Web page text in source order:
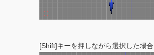
[Shift]キーを押しながら選択した場